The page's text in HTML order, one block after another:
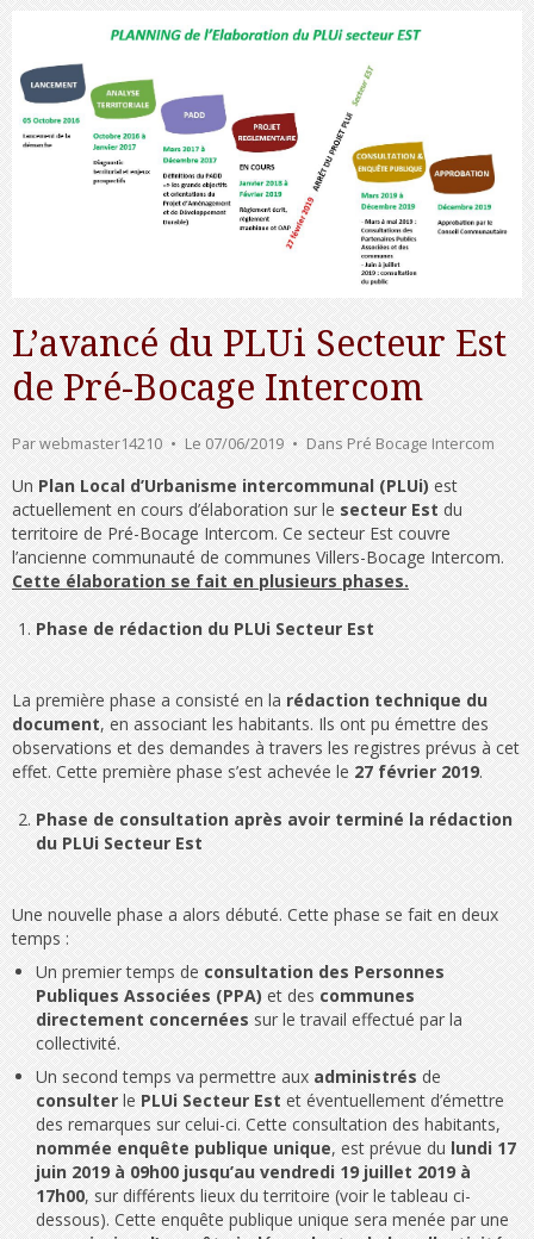
L’avancé du PLUi Secteur Est
de Pré-Bocage Intercom
Parwebmaster14210 Le 07/06/2019 DansPré Bocage Intercom
UnPlan Local d’Urbanisme intercommunal (PLUi)est
actuellement en cours d’élaboration sur lesecteur Estdu
territoire de Pré-Bocage Intercom. Ce secteur Est couvre
l’ancienne communauté de communes Villers-Bocage Intercom.
Cette élaboration se fait en plusieurs phases.
Phase de rédaction du PLUi Secteur Est
La première phase a consisté en larédaction technique du
document, en associant les habitants. Ils ont pu émettre des
observations et des demandes à travers les registres prévus à cet
effet. Cette première phase s’est achevée le27 février 2019.
Phase de consultation après avoir terminé la rédaction
du PLUi Secteur Est
Une nouvelle phase a alors débuté. Cette phase se fait en deux
temps :
Un premier temps deconsultation des Personnes
Publiques Associées (PPA)et descommunes
directement concernéessur le travail effectué par la
collectivité.
Un second temps va permettre auxadministrésde
consulterlePLUi Secteur Estet éventuellement d’émettre
des remarques sur celui-ci. Cette consultation des habitants,
nommée enquête publique unique, est prévue dulundi 17
juin 2019 à 09h00 jusqu’au vendredi 19 juillet 2019 à
17h00, sur différents lieux du territoire (voir le tableau ci-
dessous). Cette enquête publique unique sera menée par une